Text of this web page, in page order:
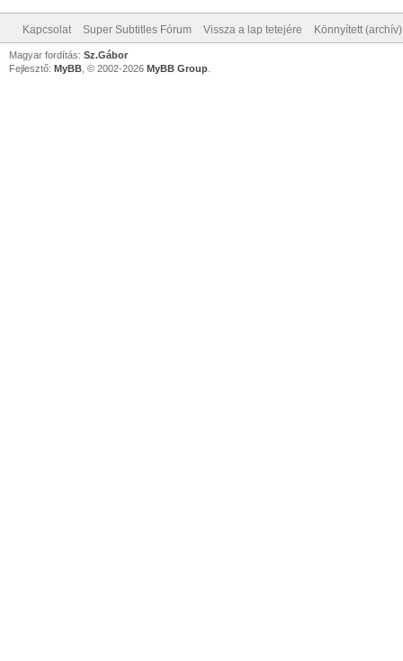
Kapcsolat Super Subtitles Fórum Vissza a lap tetejére Könnyített
Magyar fordítás: Sz.Gábor
Fejlesztő: MyBB , © 2002-2026 MyBB Group